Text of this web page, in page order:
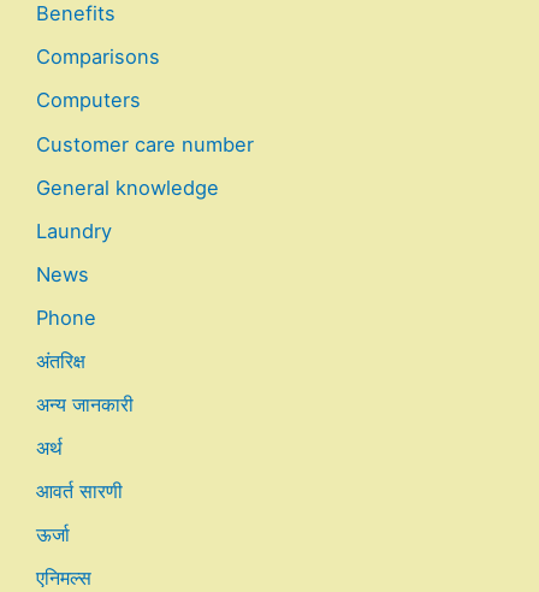
Benefits
Comparisons
Computers
Customer care number
General knowledge
Laundry
News
Phone
अंतरिक्ष
अन्य जानकारी
अर्थ
आवर्त सारणी
ऊर्जा
एनिमल्स